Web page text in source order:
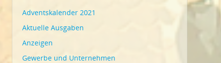
Adventskalender 2021
Aktuelle Ausgaben
Anzeigen
Gewerbe und Unternehmen